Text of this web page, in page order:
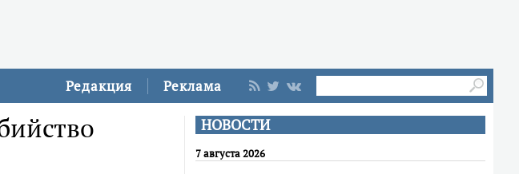
Редакция Реклама
НОВОСТИ
7 августа 2026